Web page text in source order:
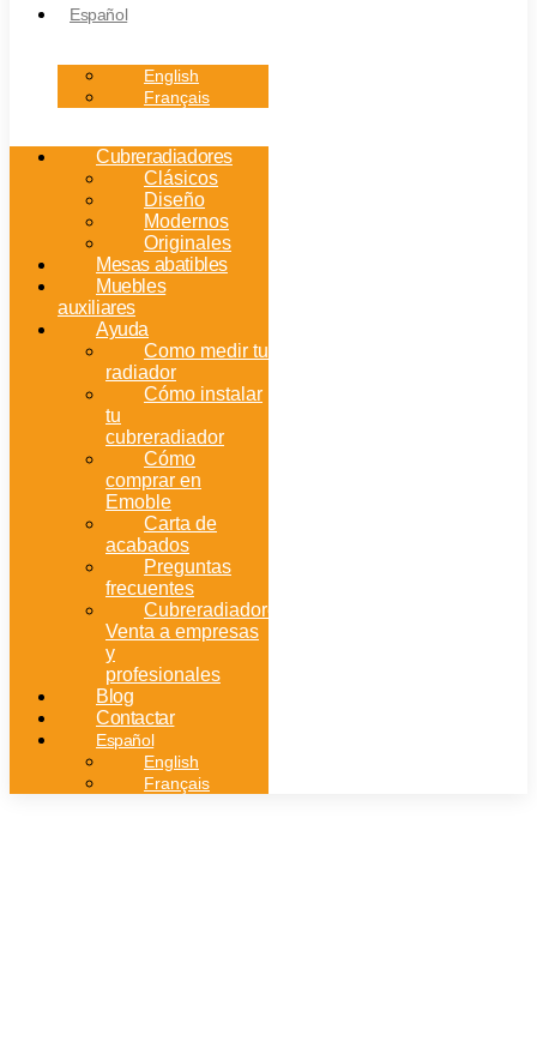
Español
English
Français
Cubreradiadores
Clásicos
Diseño
Modernos
Originales
Mesas abatibles
Muebles
auxiliares
Ayuda
Como medir tu
radiador
Cómo instalar
tu
cubreradiador
Cómo
comprar en
Emoble
Carta de
acabados
Preguntas
frecuentes
Cubreradiadores:
Venta a empresas
y
profesionales
Blog
Contactar
Español
English
Français